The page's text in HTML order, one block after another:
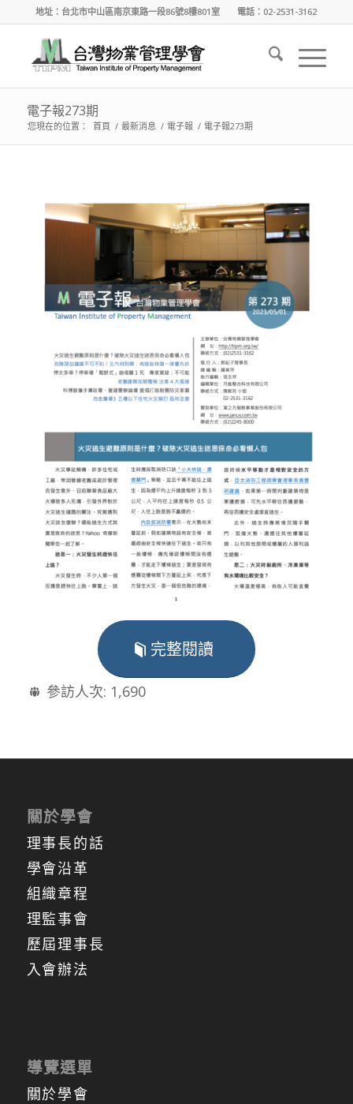
地址：台北市中山區南京東路一段86號8樓801室 電話：02-2531-3162
電子報273期
您現在的位置： 首頁 / 最新消息 / 電子報 / 電子報273期
完整閱讀
參訪人次: 1,690
關於學會
理事長的話
學會沿革
組織章程
理監事會
歷屆理事長
入會辦法
導覽選單
關於學會